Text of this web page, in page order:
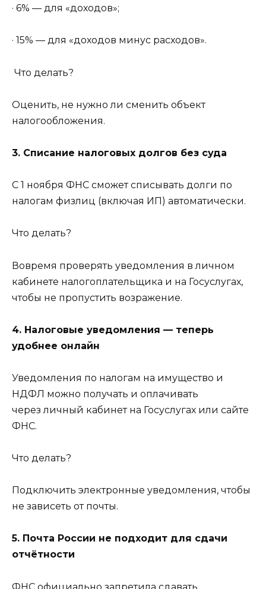
· 6% — для «доходов»;
· 15% — для «доходов минус расходов».
Что делать?
Оценить, не нужно ли сменить объект
налогообложения.
3. Списание налоговых долгов без суда
С 1 ноября ФНС сможет списывать долги по
налогам физлиц (включая ИП) автоматически.
Что делать?
Вовремя проверять уведомления в личном
кабинете налогоплательщика и на Госуслугах,
чтобы не пропустить возражение.
4. Налоговые уведомления — теперь
удобнее онлайн
Уведомления по налогам на имущество и
НДФЛ можно получать и оплачивать
через личный кабинет на Госуслугах или сайте
ФНС.
Что делать?
Подключить электронные уведомления, чтобы
не зависеть от почты.
5. Почта России не подходит для сдачи
отчётности
ФНС официально запретила сдавать